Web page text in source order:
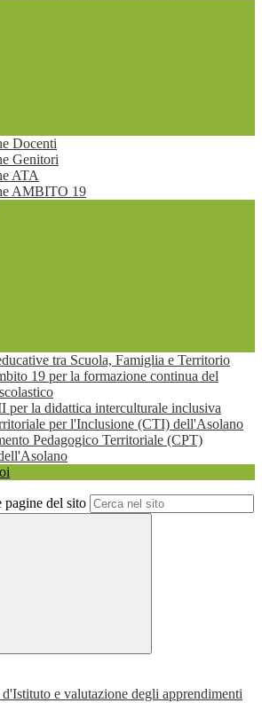
Docenti
Genitori
ATA
AMBITO 19
tra Scuola, Famiglia e Territorio
19 per la formazione continua del
per la didattica interculturale inclusiva
per l'Inclusione (CTI) dell'Asolano
Pedagogico Territoriale (CPT)
pagine del sito
e valutazione degli apprendimenti